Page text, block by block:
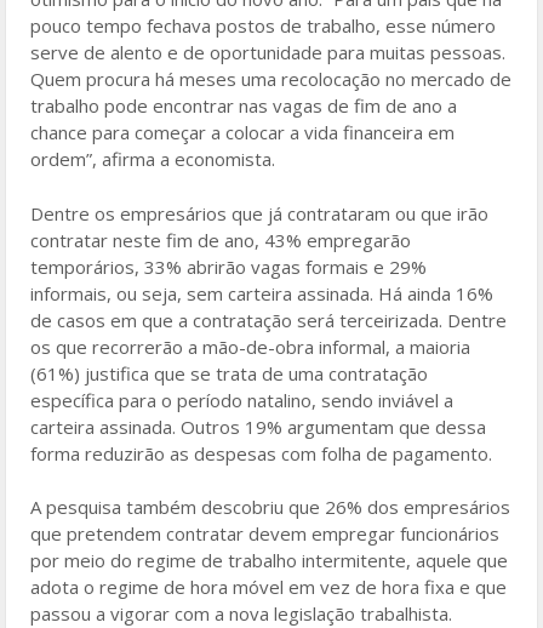
pouco tempo fechava postos de trabalho, esse número
serve de alento e de oportunidade para muitas pessoas.
Quem procura há meses uma recolocação no mercado de
trabalho pode encontrar nas vagas de fim de ano a
chance para começar a colocar a vida financeira em
ordem”, afirma a economista.
Dentre os empresários que já contrataram ou que irão
contratar neste fim de ano, 43% empregarão
temporários, 33% abrirão vagas formais e 29%
informais, ou seja, sem carteira assinada. Há ainda 16%
de casos em que a contratação será terceirizada. Dentre
os que recorrerão a mão-de-obra informal, a maioria
(61%) justifica que se trata de uma contratação
específica para o período natalino, sendo inviável a
carteira assinada. Outros 19% argumentam que dessa
forma reduzirão as despesas com folha de pagamento.
A pesquisa também descobriu que 26% dos empresários
que pretendem contratar devem empregar funcionários
por meio do regime de trabalho intermitente, aquele que
adota o regime de hora móvel em vez de hora fixa e que
passou a vigorar com a nova legislação trabalhista.